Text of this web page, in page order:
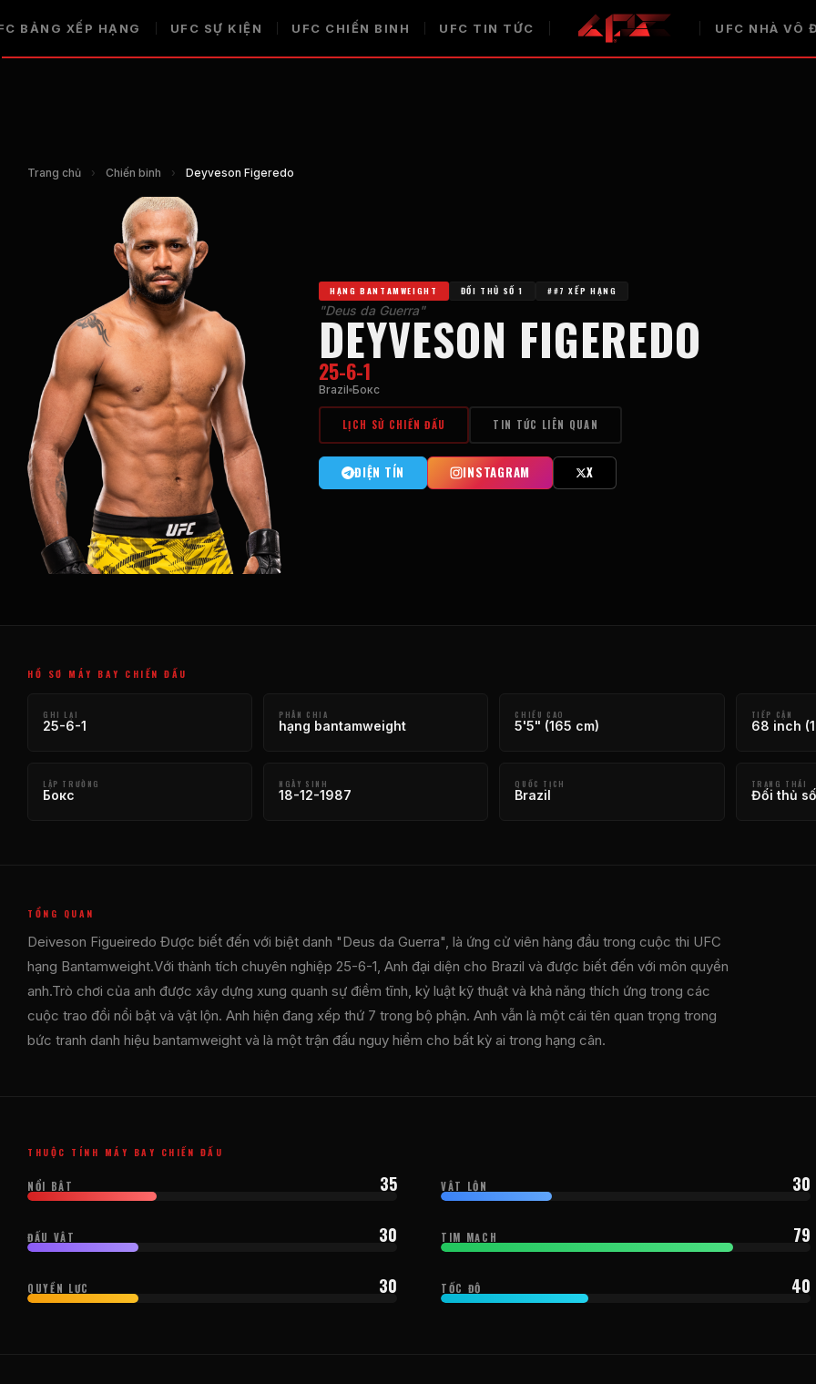
BẢNG XẾP HẠNG UFC SỰ KIỆN UFC CHIẾN BINH UFC TIN TỨC UFC NHÀ VÔ
Trang chủ › Chiến binh › Deyveson Figeredo
HẠNG BANTAMWEIGHT ĐỐI THỦ SỐ 1 ##7 XẾP HẠNG
"Deus da Guerra"
DEYVESON FIGEREDO
25-6-1
Brazil Бокс
LỊCH SỬ CHIẾN ĐẤU TIN TỨC LIÊN QUAN
ĐIỆN TÍN INSTAGRAM X
HỒ SƠ MÁY BAY CHIẾN ĐẤU
GHI LẠI
25-6-1
PHÂN CHIA
hạng bantamweight
CHIỀU CAO
5'5" (165 cm)
TIẾP CẬN
68 inch
LẬP TRƯỜNG
Бокс
NGÀY SINH
18-12-1987
QUỐC TỊCH
Brazil
TRẠNG THÁI
Đối thủ
TỔNG QUAN
Deiveson Figueiredo Được biết đến với biệt danh "Deus da Guerra", là ứng cử viên hàng đầu trong cuộc thi UFC
hạng Bantamweight.Với thành tích chuyên nghiệp 25-6-1, Anh đại diện cho Brazil và được biết đến với môn quyền
anh.Trò chơi của anh được xây dựng xung quanh sự điềm tĩnh, kỷ luật kỹ thuật và khả năng thích ứng trong các
cuộc trao đổi nổi bật và vật lộn. Anh hiện đang xếp thứ 7 trong bộ phận. Anh vẫn là một cái tên quan trọng trong
bức tranh danh hiệu bantamweight và là một trận đấu nguy hiểm cho bất kỳ ai trong hạng cân.
THUỘC TÍNH MÁY BAY CHIẾN ĐẤU
NỔI BẬT 35 VẬT LỘN 30
ĐẤU VẬT 30 TIM MẠCH 79
QUYỀN LỰC 30 TỐC ĐỘ 40